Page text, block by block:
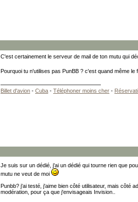
C'est certainement le serveur de mail de ton mutu qui
Pourquoi tu n'utilises pas PunBB ? c'est quand même
Billet d'avion - Cuba - Téléphoner moins cher -
Je suis sur un dédié, j'ai un dédié qui tourne rien que
mutu ne veut de moi
Punbb? j'ai testé, j'aime bien côté utilisateur, mais côté
modération, pour ça que j'envisageais Invision..